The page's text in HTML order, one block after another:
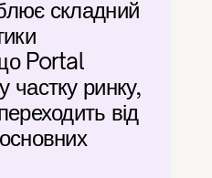
складний
Portal
частку ринку,
від